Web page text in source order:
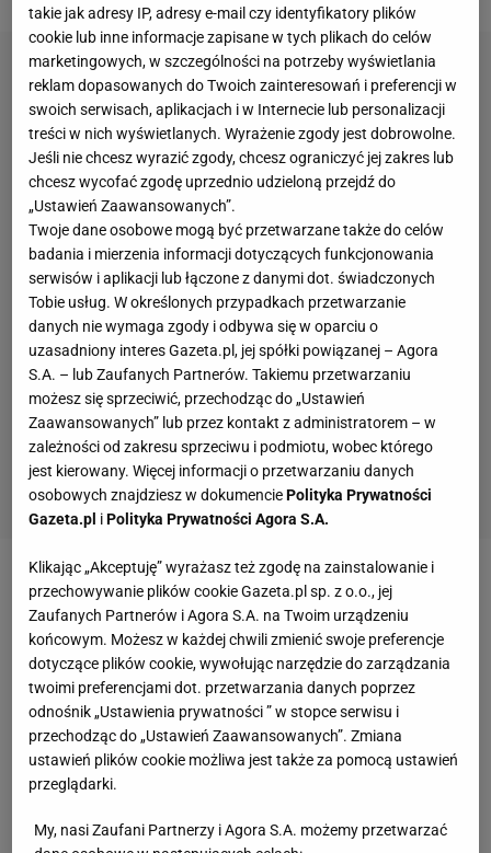
takie jak adresy IP, adresy e-mail czy identyfikatory plików
cookie lub inne informacje zapisane w tych plikach do celów
marketingowych, w szczególności na potrzeby wyświetlania
reklam dopasowanych do Twoich zainteresowań i preferencji w
swoich serwisach, aplikacjach i w Internecie lub personalizacji
treści w nich wyświetlanych. Wyrażenie zgody jest dobrowolne.
Jeśli nie chcesz wyrazić zgody, chcesz ograniczyć jej zakres lub
chcesz wycofać zgodę uprzednio udzieloną przejdź do
„Ustawień Zaawansowanych”.
Twoje dane osobowe mogą być przetwarzane także do celów
badania i mierzenia informacji dotyczących funkcjonowania
serwisów i aplikacji lub łączone z danymi dot. świadczonych
Tobie usług. W określonych przypadkach przetwarzanie
danych nie wymaga zgody i odbywa się w oparciu o
uzasadniony interes Gazeta.pl, jej spółki powiązanej – Agora
S.A. – lub Zaufanych Partnerów. Takiemu przetwarzaniu
możesz się sprzeciwić, przechodząc do „Ustawień
Zaawansowanych” lub przez kontakt z administratorem – w
zależności od zakresu sprzeciwu i podmiotu, wobec którego
jest kierowany. Więcej informacji o przetwarzaniu danych
osobowych znajdziesz w dokumencie Polityka Prywatności
Gazeta.pl i Polityka Prywatności Agora S.A.
Klikając „Akceptuję” wyrażasz też zgodę na zainstalowanie i
przechowywanie plików cookie Gazeta.pl sp. z o.o., jej
Zaufanych Partnerów i Agora S.A. na Twoim urządzeniu
końcowym. Możesz w każdej chwili zmienić swoje preferencje
dotyczące plików cookie, wywołując narzędzie do zarządzania
twoimi preferencjami dot. przetwarzania danych poprzez
odnośnik „Ustawienia prywatności ” w stopce serwisu i
przechodząc do „Ustawień Zaawansowanych”. Zmiana
ustawień plików cookie możliwa jest także za pomocą ustawień
przeglądarki.
My, nasi Zaufani Partnerzy i Agora S.A. możemy przetwarzać